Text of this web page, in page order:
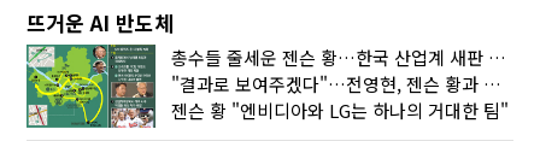
뜨거운 AI 반도체
총수들 줄세운 젠슨 황…한국 산업계 새판 짰다
"결과로 보여주겠다"…전영현, 젠슨 황과 HBM5 논의
젠슨 황 "엔비디아와 LG는 하나의 거대한 팀"